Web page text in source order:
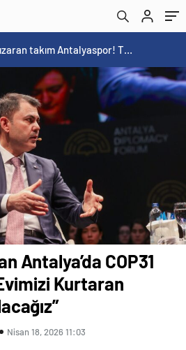
En fazla kızaran takım Antalyaspor! Tam 5 futbolcu….
Antalya’da COP31
Kurtaran
Nisan 18, 2026 11:03